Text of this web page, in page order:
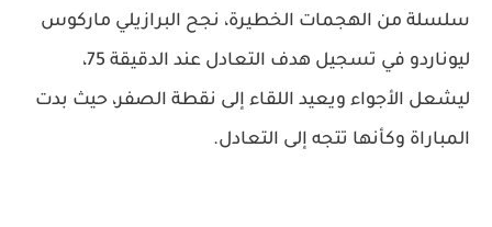
سلسلة من الهجمات الخطيرة، نجح البرازيلي ماركوس
ليوناردو في تسجيل هدف التعادل عند الدقيقة 75،
ليشعل الأجواء ويعيد اللقاء إلى نقطة الصفر، حيث بدت
المباراة وكأنها تتجه إلى التعادل.